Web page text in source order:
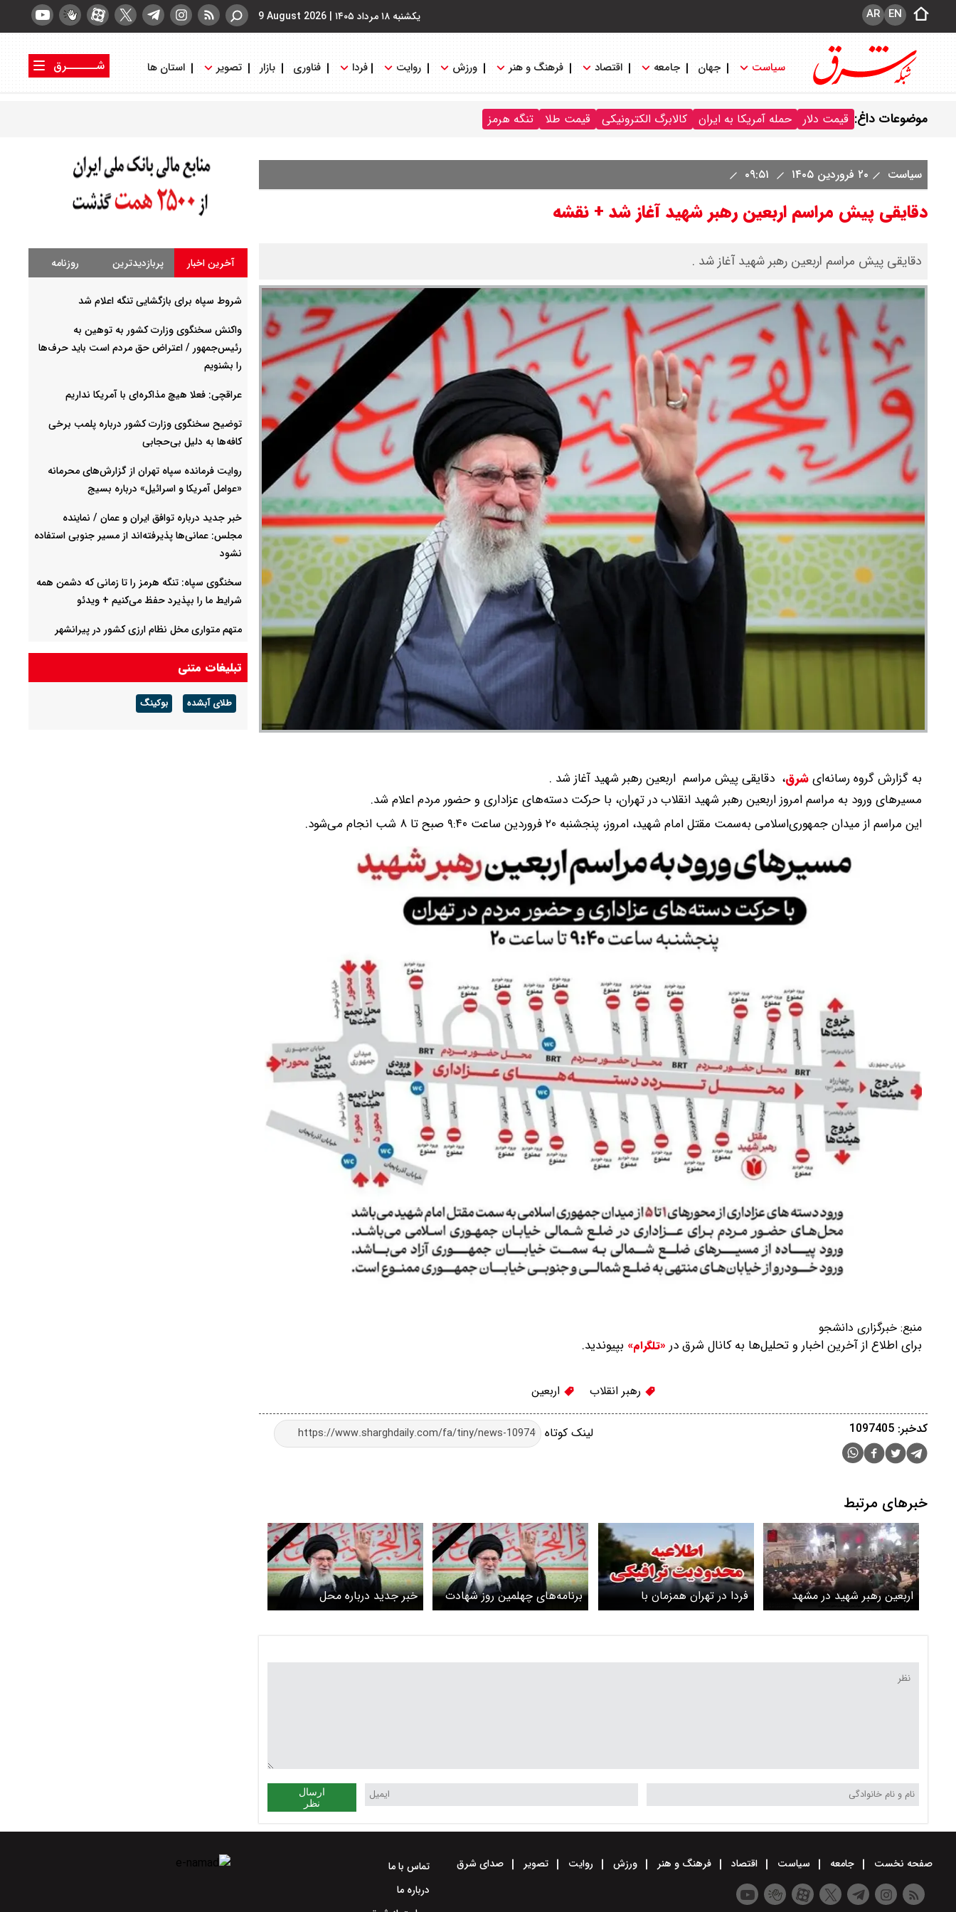
یکشنبه ۱۸ مرداد ۱۴۰۵ |
9 August 2026 EN
AR
سیاست جهان جامعه اقتصاد فرهنگ و هنر ورزش روایت فردا فناوری بازار تصویر استان ها
شــــــرق
موضوعات داغ: قیمت دلار حمله آمریکا به ایران کالابرگ الکترونیکی قیمت طلا تنگه هرمز
سیاست ۲۰ فروردین ۱۴۰۵
دقایقی پیش مراسم اربعین رهبر شهید آغاز شد + نقشه
دقایقی پیش مراسم اربعین رهبر شهید آغاز شد .
به گزارش گروه رسانه‌ایشرق، دقایقی پیش مراسم اربعین رهبر شهید آغاز شد .
مسیر‌های ورود به مراسم امروز اربعین رهبر شهید انقلاب در تهران، با حرکت دسته‌های عزاداری و حضور مردم اعلام شد.
این مراسم از میدان جمهوری‌اسلامی به‌سمت مقتل امام شهید، امروز، پنجشنبه ۲۰ فروردین ساعت ۹:۴۰ صبح تا ۸ شب انجام می‌شود.
منبع: خبرگزاری دانشجو
برای اطلاع از آخرین اخبار و تحلیل‌ها به کانال شرق در «تلگرام» بپیوندید.
رهبر انقلاب اربعین
لینک کوتاه کدخبر: 1097405
خبرهای مرتبط
اربعین رهبر شهید در مشهد
برگزار شد + ویدیو
فردا در تهران همزمان با
چهلمین روز شهادت رهبر
برنامه‌های چهلمین روز شهادت
رهبر انقلاب اعلام شد
خبر جدید درباره محل
خاکسپاری رهبر انقلاب
ارسال
نظر
آخرین اخبار پربازدیدترین روزنامه
شروط سپاه برای بازگشایی تنگه اعلام شد
واکنش سخنگوی وزارت کشور به توهین به
رئیس‌جمهور / اعتراض حق مردم است باید حرف‌ها
را بشنویم
عراقچی: فعلا هیچ مذاکره‌ای با آمریکا نداریم
توضیح سخنگوی وزارت کشور درباره پلمب برخی
کافه‌ها به دلیل بی‌حجابی
روایت فرمانده سپاه تهران از گزارش‌های محرمانه
«عوامل آمریکا و اسرائیل» درباره بسیج
خبر جدید درباره توافق ایران و عمان / نماینده
مجلس: عمانی‌ها پذیرفته‌اند از مسیر جنوبی استفاده
نشود
سخنگوی سپاه: تنگه هرمز را تا زمانی که دشمن همه
شرایط ما را بپذیرد حفظ می‌کنیم + ویدئو
متهم متواری مخل نظام ارزی کشور در پیرانشهر
عراقچی: نه می‌بخشیم و نه فراموش می‌کنیم
یک بنر علیه پزشکیان در تجمعات شبانه +‌ عکس
تبلیغات متنی
طلای آبشده بوکینگ
صفحه نخست جامعه سیاست اقتصاد فرهنگ و هنر ورزش روایت تصویر صدای شرق
تماس با ما
درباره ما